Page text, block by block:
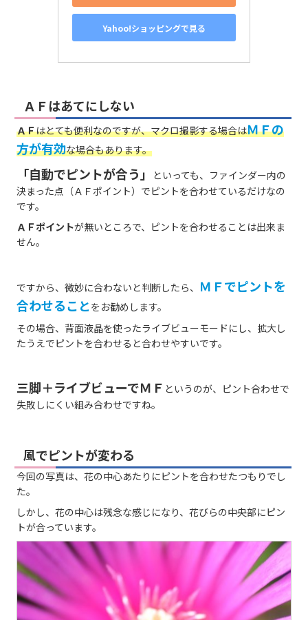
Yahoo!ショッピングで見る
ＡＦはあてにしない
ＡＦはとても便利なのですが、マクロ撮影する場合はＭＦの
方が有効な場合もあります。
「自動でピントが合う」
といっても、ファインダー内の
決まった点（ＡＦポイント）でピントを合わせているだけなの
です。
ＡＦポイントが無いところで、ピントを合わせることは出来ま
せん。
ですから、微妙に合わないと判断したら、 ＭＦでピントを
合わせること をお勧めします。
その場合、背面液晶を使ったライブビューモードにし、拡大し
たうえでピントを合わせると合わせやすいです。
三脚＋ライブビューでＭＦ というのが、ピント合わせで
失敗しにくい組み合わせですね。
風でピントが変わる
今回の写真は、花の中心あたりにピントを合わせたつもりでし
た。
しかし、花の中心は残念な感じになり、花びらの中央部にピン
トが合っています。